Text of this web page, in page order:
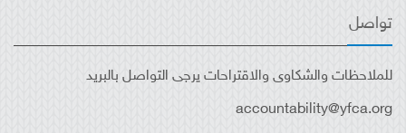
تواصل
للملاحظات والشكاوى والاقتراحات يرجى التواصل بالبريد
accountability@yfca.org